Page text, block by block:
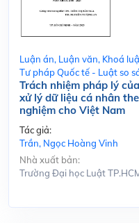
Luận án, Luận văn, Khoá
Tư pháp Quốc tế - Luật so
Trách nhiệm pháp lý
xử lý dữ liệu cá nhân
nghiệm cho Việt Nam
Tác giả:
Trần, Ngọc Hoàng Vinh
Nhà xuất bản:
Trường Đại học Luật